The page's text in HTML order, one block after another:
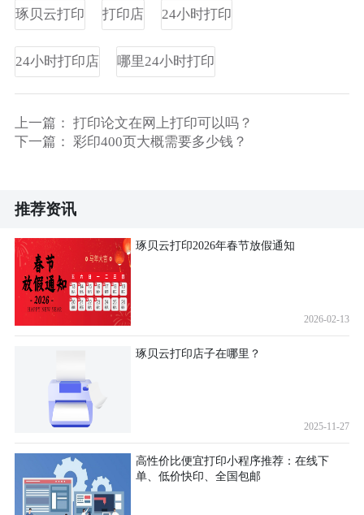
琢贝云打印 打印店 24小时打印
24小时打印店 哪里24小时打印
上一篇： 打印论文在网上打印可以吗？
下一篇： 彩印400页大概需要多少钱？
推荐资讯
琢贝云打印2026年春节放假通知
2026-02-13
琢贝云打印店子在哪里？
2025-11-27
高性价比便宜打印小程序推荐：在线下
单、低价快印、全国包邮